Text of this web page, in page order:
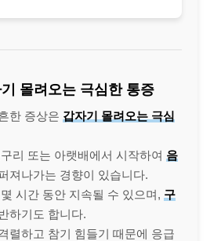
몰려오는 극심한 통증
한 증상은 갑자기 몰려오는 극심
리 또는 아랫배에서 시작하여 음
져나가는 경향이 있습니다.
시간 동안 지속될 수 있으며, 구
하기도 합니다.
렬하고 참기 힘들기 때문에 응급